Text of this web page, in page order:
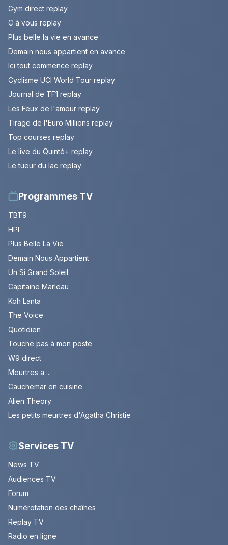
Gym direct replay
C à vous replay
Plus belle la vie en avance
Demain nous appartient en avance
Ici tout commence replay
Cyclisme UCI World Tour replay
Journal de TF1 replay
Les Feux de l'amour replay
Tirage de l'Euro Millions replay
Top courses replay
Le live du Quinté+ replay
Le tueur du lac replay
Programmes TV
TBT9
HPI
Plus Belle La Vie
Demain Nous Appartient
Un Si Grand Soleil
Capitaine Marleau
Koh Lanta
The Voice
Quotidien
Touche pas à mon poste
W9 direct
Meurtres a ...
Cauchemar en cuisine
Alien Theory
Les petits meurtres d'Agatha Christie
Services TV
News TV
Audiences TV
Forum
Numérotation des chaînes
Replay TV
Radio en ligne